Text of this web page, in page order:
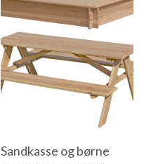
Sandkasse og børne